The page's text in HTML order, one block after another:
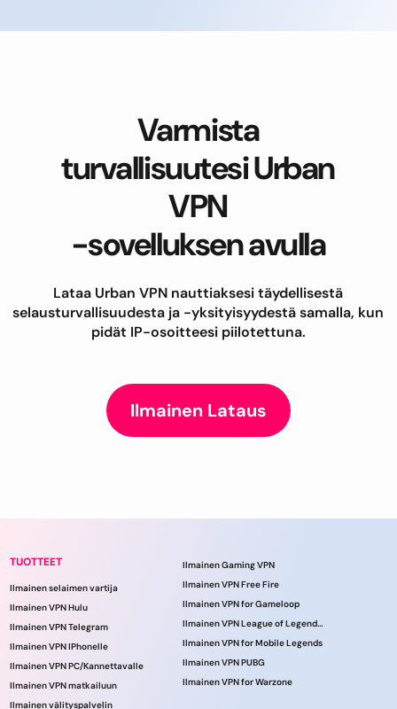
Varmista
turvallisuutesi Urban
VPN
-sovelluksen avulla
Lataa Urban VPN nauttiaksesi täydellisestä
selausturvallisuudesta ja -yksityisyydestä samalla, kun
pidät IP-osoitteesi piilotettuna.
Ilmainen Lataus
TUOTTEET
Ilmainen selaimen vartija
Ilmainen VPN Hulu
Ilmainen VPN Telegram
Ilmainen VPN IPhonelle
Ilmainen VPN PC/Kannettavalle
Ilmainen VPN matkailuun
Ilmainen välityspalvelin
Ilmainen Gaming VPN
Ilmainen VPN Free Fire
Ilmainen VPN for Gameloop
Ilmainen VPN League of Legendsille
Ilmainen VPN for Mobile Legends
Ilmainen VPN PUBG
Ilmainen VPN for Warzone